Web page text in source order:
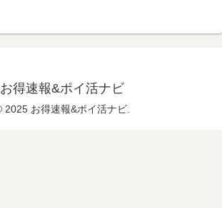
お得速報&ポイ活ナビ
2025 お得速報&ポイ活ナビ.